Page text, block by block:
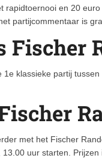
rapidtoernooi en 20 euro
partijcommentaar is
Fischer
klassieke partij
met het Fischer
uur starten. Prijzen